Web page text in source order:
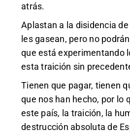
atrás.
Aplastan a la disidencia
les gasean, pero no
que está experimentando
esta traición sin
Tienen que pagar, tienen
que nos han hecho, por lo
este país, la traición, la
destrucción absoluta de